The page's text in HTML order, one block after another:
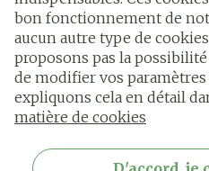
bon fonctionnement de
aucun autre type de
proposons pas la
de modifier vos
expliquons cela en détail
matière de cookies